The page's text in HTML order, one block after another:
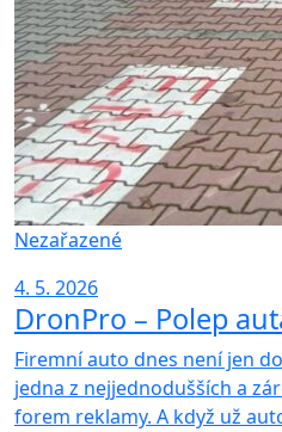
Nezařazené
4. 5. 2026
DronPro – Polep
Firemní auto dnes není jen
jedna z nejjednodušších a
forem reklamy. A když už